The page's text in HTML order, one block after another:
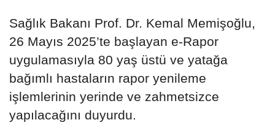
Sağlık Bakanı Prof. Dr. Kemal Memişoğlu,
26 Mayıs 2025’te başlayan e-Rapor
uygulamasıyla 80 yaş üstü ve yatağa
bağımlı hastaların rapor yenileme
işlemlerinin yerinde ve zahmetsizce
yapılacağını duyurdu.